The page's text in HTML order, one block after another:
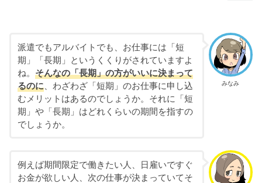
みなみ
派遣でもアルバイトでも、お仕事には「短
期」「長期」というくくりがされていますよ
ね。 そんなの「長期」の方がいいに決まって
るのに、わざわざ「短期」のお仕事に申し込
むメリットはあるのでしょうか。それに「短
期」や「長期」はどれくらいの期間を指すの
でしょうか。
例えば期間限定で働きたい人、日雇いですぐ
お金が欲しい人、次の仕事が決まっていてそ